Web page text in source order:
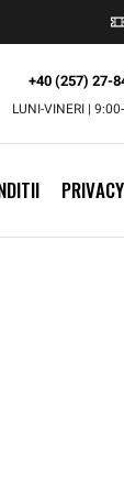
+40 (257) 27-
LUNI-VINERI |